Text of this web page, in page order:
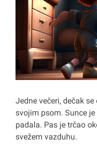
Jedne večeri, dečak
svojim psom. Sunce
padala. Pas je trčao
svežem vazduhu.